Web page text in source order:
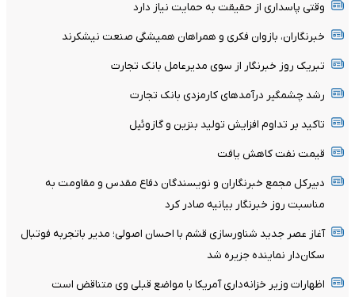
وقتی پاسداری از حقیقت به حمایت نیاز دارد
خبرنگاران، بازوان فکری و همراهان همیشگی صنعت نیشکرند
تبریک روز خبرنگار از سوی مدیرعامل بانک تجارت
رشد چشمگیر درآمدهای کارمزدی بانک تجارت
تاکید بر تداوم افزایش تولید بنزین و گازوئیل
قیمت نفت کاهش یافت
دبیرکل مجمع خبرنگاران و نویسندگان دفاع مقدس و مقاومت به
مناسبت روز خبرنگار بیانیه صادر کرد
آغاز عصر جدید شناورسازی قشم با احسان اصولی؛ مدیر باتجربه فوتبال
سکان‌دار نماینده جزیره شد
اظهارات وزیر خزانه‌داری آمریکا با مواضع قبلی وی متناقض است